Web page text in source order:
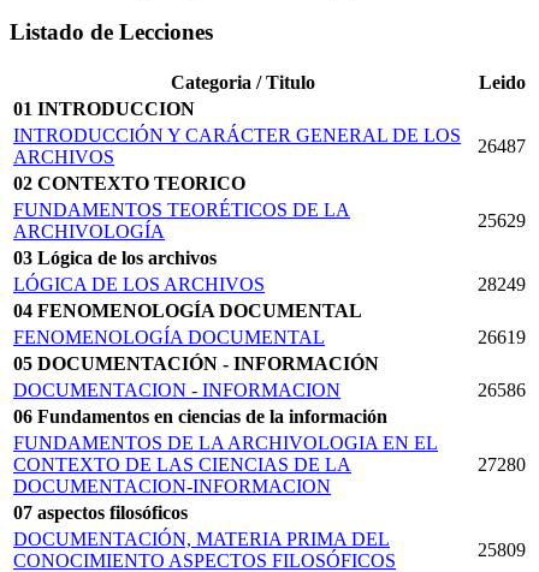
Listado de Lecciones
Categoria / Titulo
Leido
01 INTRODUCCION
INTRODUCCIÓN Y CARÁCTER GENERAL DE LOS
ARCHIVOS
26487
02 CONTEXTO TEORICO
FUNDAMENTOS TEORÉTICOS DE LA
ARCHIVOLOGÍA
25629
03 Lógica de los archivos
LÓGICA DE LOS ARCHIVOS
28249
04 FENOMENOLOGÍA DOCUMENTAL
FENOMENOLOGÍA DOCUMENTAL
26619
05 DOCUMENTACIÓN - INFORMACIÓN
DOCUMENTACION - INFORMACION
26586
06 Fundamentos en ciencias de la información
FUNDAMENTOS DE LA ARCHIVOLOGIA EN EL
CONTEXTO DE LAS CIENCIAS DE LA
DOCUMENTACION-INFORMACION
27280
07 aspectos filosóficos
DOCUMENTACIÓN, MATERIA PRIMA DEL
CONOCIMIENTO ASPECTOS FILOSÓFICOS
25809